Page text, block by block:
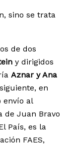
sino se trata
de dos
y dirigidos
Aznar y Ana
en
envío al
de Juan Bravo
País, es la
FAES,